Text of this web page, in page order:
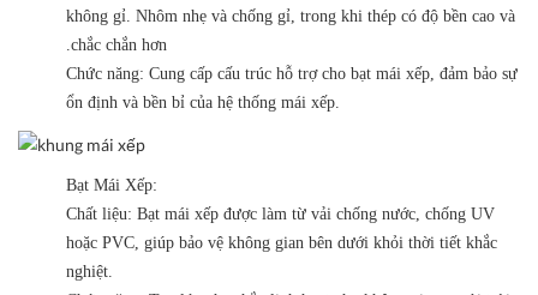
không gỉ. Nhôm nhẹ và chống gỉ, trong khi thép có độ bền cao và
chắc chắn hơn.
Chức năng: Cung cấp cấu trúc hỗ trợ cho bạt mái xếp, đảm bảo sự
ổn định và bền bỉ của hệ thống mái xếp.
Bạt Mái Xếp:
Chất liệu: Bạt mái xếp được làm từ vải chống nước, chống UV
hoặc PVC, giúp bảo vệ không gian bên dưới khỏi thời tiết khắc
nghiệt.